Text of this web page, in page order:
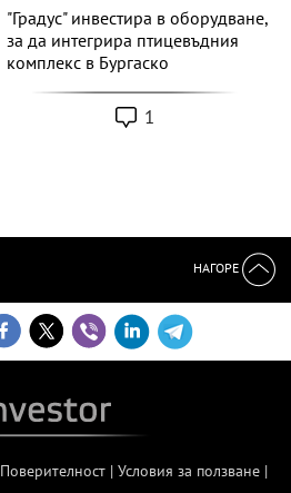
"Градус" инвестира в оборудване,
за да интегрира птицевъдния
комплекс в Бургаско
1
НАГОРЕ
Поверителност| Условия за ползване|